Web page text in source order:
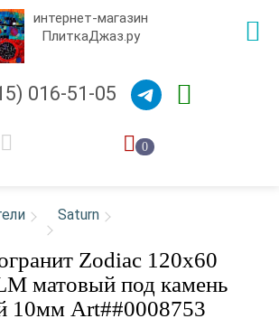
интернет-магазин
ПлиткаДжаз.ру
016-51-05
0
Saturn
Zodiac 120x60
матовый под камень
10мм Art##0008753